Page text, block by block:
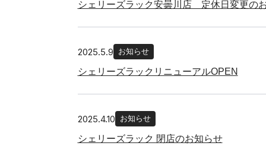
シェリーズラック安曇川店 定休日変更の
2025.5.9 お知らせ
シェリーズラックリニューアルOPEN
2025.4.10 お知らせ
シェリーズラック 閉店のお知らせ